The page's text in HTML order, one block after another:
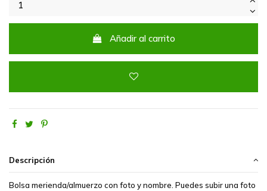
Añadir al carrito
Descripción
Bolsa merienda/almuerzo con foto y nombre. Puedes subir una foto